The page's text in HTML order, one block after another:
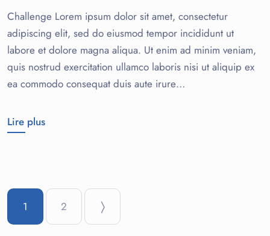
Challenge Lorem ipsum dolor sit amet, consectetur
adipiscing elit, sed do eiusmod tempor incididunt ut
labore et dolore magna aliqua. Ut enim ad minim veniam,
quis nostrud exercitation ullamco laboris nisi ut aliquip ex
ea commodo consequat duis aute irure…
Lire plus
1 2